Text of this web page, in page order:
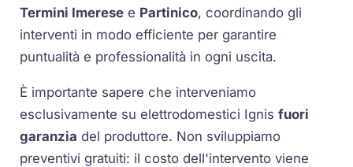
Termini Imerese e Partinico, coordinando gli
interventi in modo efficiente per garantire
puntualità e professionalità in ogni uscita.
È importante sapere che interveniamo
esclusivamente su elettrodomestici Ignisfuori
garanzia del produttore. Non sviluppiamo
preventivi gratuiti: il costo dell'intervento viene